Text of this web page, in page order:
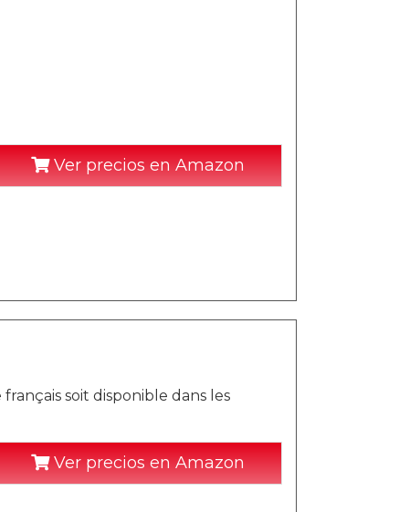
Ver precios en Amazon
soit disponible dans les
Ver precios en Amazon